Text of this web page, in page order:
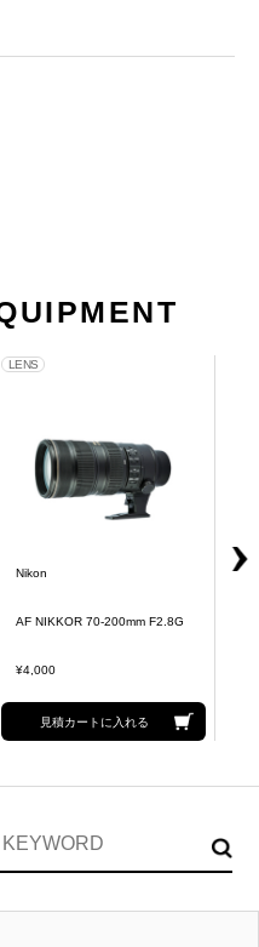
LENS
Nikon
AF NIKKOR 70-200mm F2.8G
¥4,000
見積カートに入れる